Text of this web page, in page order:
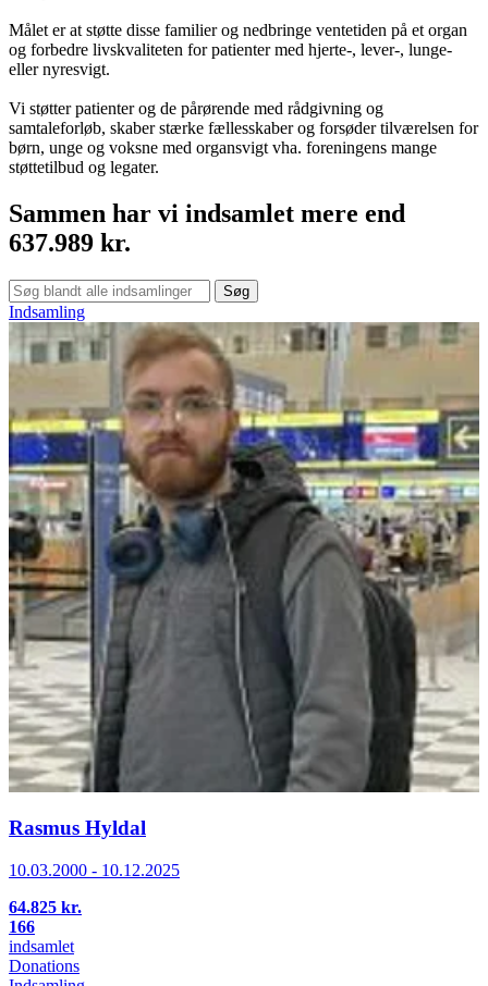
Målet er at støtte disse familier og nedbringe ventetiden på et organ
og forbedre livskvaliteten for patienter med hjerte-, lever-, lunge-
eller nyresvigt.
Vi støtter patienter og de pårørende med rådgivning og
samtaleforløb, skaber stærke fællesskaber og forsøder tilværelsen for
børn, unge og voksne med organsvigt vha. foreningens mange
støttetilbud og legater.
Sammen har vi indsamlet mere end
637.989 kr.
Søg
Indsamling
Rasmus Hyldal
10.03.2000 - 10.12.2025
64.825 kr.
166
indsamlet
Donations